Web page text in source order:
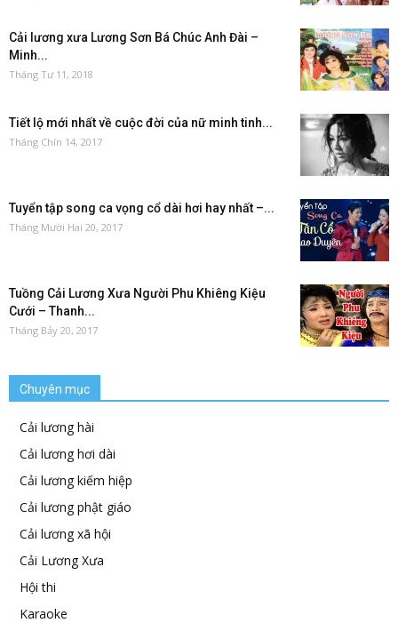
Cải lương xưa Lương Sơn Bá Chúc Anh Đài –
Minh...
Tháng Tư 11, 2018
Tiết lộ mới nhất về cuộc đời của nữ minh tinh...
Tháng Chín 14, 2017
Tuyển tập song ca vọng cổ dài hơi hay nhất –...
Tháng Mười Hai 20, 2017
Tuồng Cải Lương Xưa Người Phu Khiêng Kiệu
Cưới – Thanh...
Tháng Bảy 20, 2017
Chuyên mục
Cải lương hài
Cải lương hơi dài
Cải lương kiếm hiệp
Cải lương phật giáo
Cải lương xã hội
Cải Lương Xưa
Hội thi
Karaoke